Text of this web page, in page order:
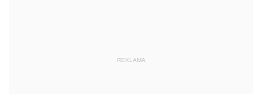
REKLAMA